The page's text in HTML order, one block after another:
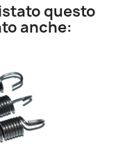
questo
anche: